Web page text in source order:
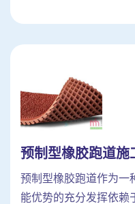
预制型橡胶跑道施
预制型橡胶跑道作为一
能优势的充分发挥依赖